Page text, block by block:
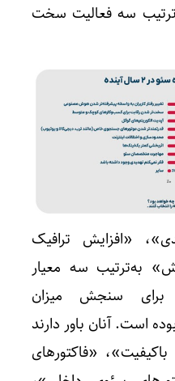
ترتیب سه فعالیت سخت
«افزایش ترافیک
به‌ترتیب سه معیار
سنجش میزان
در سال ۱۴۰۳ بوده است. آنان باور دارند
«فاکتورهای